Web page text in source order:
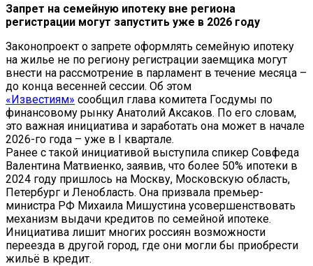
Запрет на семейную ипотеку вне региона
регистрации могут запустить уже в 2026 году
Законопроект о запрете оформлять семейную ипотеку
на жилье не по региону регистрации заемщика могут
внести на рассмотрение в парламент в течение месяца –
до конца весенней сессии. Об этом
«Известиям» сообщил глава комитета Госдумы по
финансовому рынку Анатолий Аксаков. По его словам,
это важная инициатива и заработать она может в начале
2026-го года – уже в I квартале.
Ранее с такой инициативой выступила спикер Совфеда
Валентина Матвиенко, заявив, что более 50% ипотеки в
2024 году пришлось на Москву, Московскую область,
Петербург и Ленобласть. Она призвала премьер-
министра РФ Михаила Мишустина усовершенствовать
механизм выдачи кредитов по семейной ипотеке.
Инициатива лишит многих россиян возможности
переезда в другой город, где они могли бы приобрести
жильё в кредит.